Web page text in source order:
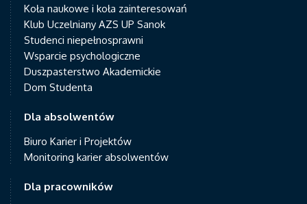
Koła naukowe i koła zainteresowań
Klub Uczelniany AZS UP Sanok
Studenci niepełnosprawni
Wsparcie psychologiczne
Duszpasterstwo Akademickie
Dom Studenta
Dla absolwentów
Biuro Karier i Projektów
Monitoring karier absolwentów
Dla pracowników